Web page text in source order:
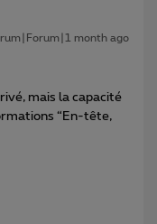
month ago
mais la capacité
“En-tête,